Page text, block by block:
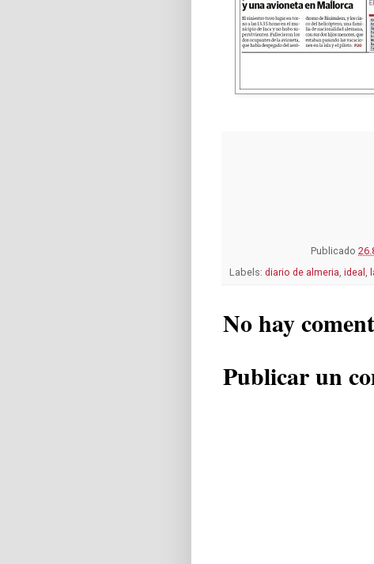
Publicado
Labels: diario de almeria, ideal ,
No hay
Publicar un